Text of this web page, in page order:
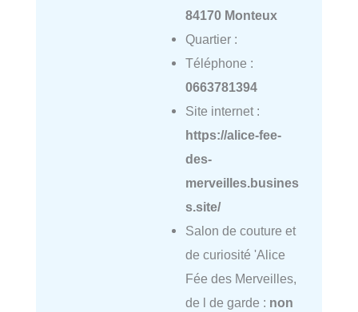
84170 Monteux
Quartier :
Téléphone :
0663781394
Site internet :
https://alice-fee-
des-
merveilles.busines
s.site/
Salon de couture et
de curiosité 'Alice
Fée des Merveilles,
de l de garde : non